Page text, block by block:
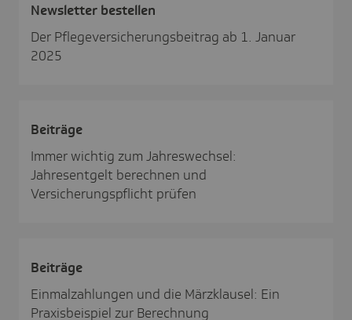
News­letter bestellen
Der Pflegeversicherungsbeitrag ab 1. Januar
2025
Beiträge
Immer wichtig zum Jahreswechsel:
Jahresentgelt berechnen und
Versicherungspflicht prüfen
Beiträge
Einmalzahlungen und die Märzklausel: Ein
Praxisbeispiel zur Berechnung